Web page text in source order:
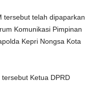
tersebut telah dipaparkan
Komunikasi Pimpinan
Kepri Nongsa Kota
Ketua DPRD